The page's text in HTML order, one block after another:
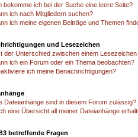
bekomme ich bei der Suche eine leere Seite?
ich nach Mitgliedern suchen?
ich meine eigenen Beiträge und Themen
und Lesezeichen
der Unterschied zwischen einem
ich ein Forum oder ein Thema beobachten?
ich meine Benachrichtigungen?
Dateianhänge sind in diesem Forum zulässig?
eine Übersicht all meiner Dateianhänge
betreffende Fragen